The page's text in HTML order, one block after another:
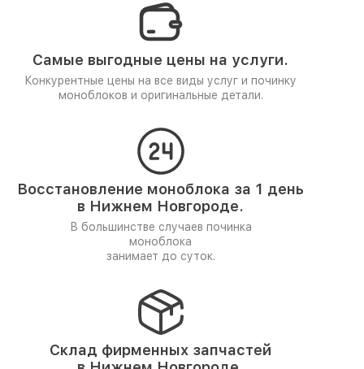
Самые выгодные цены на услуги.
Конкурентные цены на все виды услуг и починку
моноблоков и оригинальные детали.
Восстановление моноблока за 1 день
в Нижнем Новгороде.
В большинстве случаев починка
моноблока
занимает до суток.
Склад фирменных запчастей